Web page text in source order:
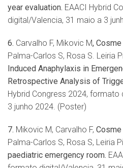
year evaluation. EAACI Hybrid
digital/Valencia, 31 maio a 3
6. Carvalho F, Mikovic M,
Palma-Carlos S, Rosa S. Leiria
Induced Anaphylaxis in
Retrospective Analysis of
Hybrid Congress 2024,
3 junho 2024. (Poster)
7. Mikovic M, Carvalho F, Cosme
Palma-Carlos S, Rosa S, Leiria
paediatric emergency room.